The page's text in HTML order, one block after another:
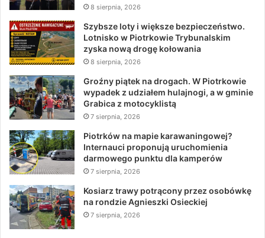
8 sierpnia, 2026
Szybsze loty i większe bezpieczeństwo.
Lotnisko w Piotrkowie Trybunalskim
zyska nową drogę kołowania
8 sierpnia, 2026
Groźny piątek na drogach. W Piotrkowie
wypadek z udziałem hulajnogi, a w gminie
Grabica z motocyklistą
7 sierpnia, 2026
Piotrków na mapie karawaningowej?
Internauci proponują uruchomienia
darmowego punktu dla kamperów
7 sierpnia, 2026
Kosiarz trawy potrącony przez osobówkę
na rondzie Agnieszki Osieckiej
7 sierpnia, 2026